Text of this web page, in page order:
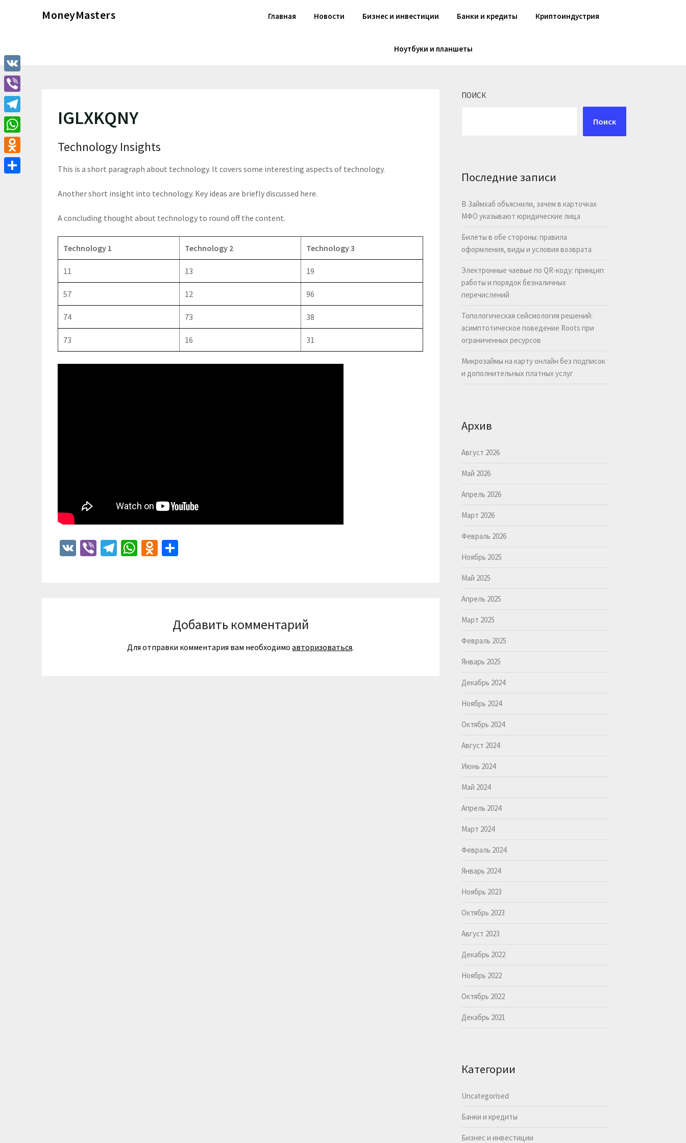
MoneyMasters Главная Новости Бизнес и инвестиции Банки и кредиты Криптоиндустрия
Ноутбуки и планшеты
IGLXKQNY
Technology Insights
This is a short paragraph about technology. It covers some interesting aspects of technology.
Another short insight into technology. Key ideas are briefly discussed here.
A concluding thought about technology to round off the content.
Technology 1 Technology 2 Technology 3
11 13 19
57 12 96
74 73 38
73 16 31
VK ViberTelegram
WhatsApp
Odnoklassniki
Добавить комментарий
Для отправки комментария вам необходимоавторизоваться.
ПОИСК
Поиск
Последние записи
В Займхаб объяснили, зачем в карточках
МФО указывают юридические лица
Билеты в обе стороны: правила
оформления, виды и условия возврата
Электронные чаевые по QR-коду: принцип
работы и порядок безналичных
перечислений
Топологическая сейсмология решений:
асимптотическое поведение Roots при
ограниченных ресурсов
Микрозаймы на карту онлайн без подписок
и дополнительных платных услуг
Архив
Август 2026
Май 2026
Апрель 2026
Март 2026
Февраль 2026
Ноябрь 2025
Май 2025
Апрель 2025
Март 2025
Февраль 2025
Январь 2025
Декабрь 2024
Ноябрь 2024
Октябрь 2024
Август 2024
Июнь 2024
Май 2024
Апрель 2024
Март 2024
Февраль 2024
Январь 2024
Ноябрь 2023
Октябрь 2023
Август 2023
Декабрь 2022
Ноябрь 2022
Октябрь 2022
Декабрь 2021
Категории
Uncategorised
Банки и кредиты
Бизнес и инвестиции
VK
Viber
Telegram
WhatsApp
Odnoklassniki